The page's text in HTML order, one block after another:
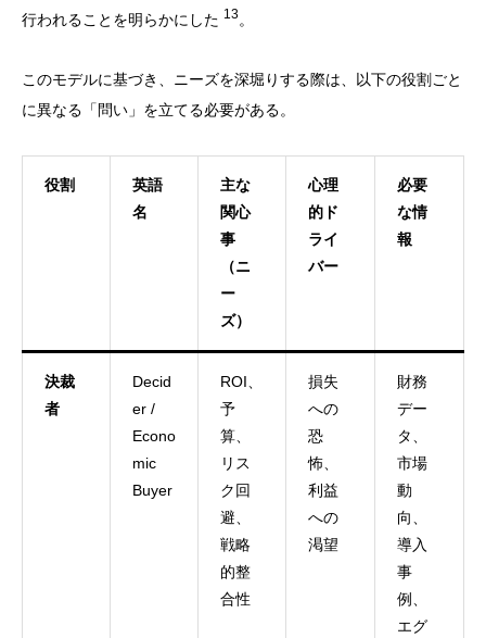
行われることを明らかにした 13。
このモデルに基づき、ニーズを深堀りする際は、以下の役割ごと
に異なる「問い」を立てる必要がある。
役割
英語
名
主な
関心
事
（ニ
ー
ズ）
心理
的ド
ライ
バー
必要
な情
報
決裁
者
Decid
er /
Econo
mic
Buyer
ROI、
予
算、
リス
ク回
避、
戦略
的整
合性
損失
への
恐
怖、
利益
への
渇望
財務
デー
タ、
市場
動
向、
導入
事
例、
エグ